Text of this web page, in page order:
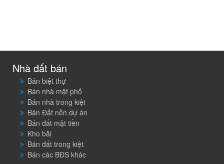
Nhà đất bán
Bán biệt thự
Bán nhà mặt phố
Bán nhà trong kiệt
Bán Đất nền dự án
Bán đất mặt tiền
Kho bãi
Bán đất trong kiệt
Bán các BĐS khác